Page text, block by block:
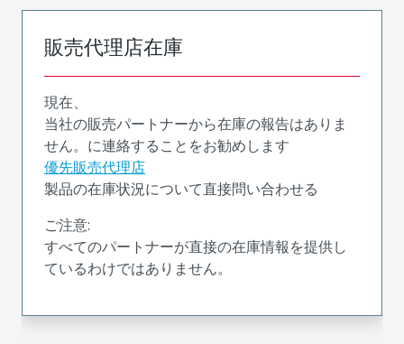
販売代理店在庫
現在、
当社の販売パートナーから在庫の報告はありま
せん。に連絡することをお勧めします
優先販売代理店
製品の在庫状況について直接問い合わせる
ご注意:
すべてのパートナーが直接の在庫情報を提供し
ているわけではありません。